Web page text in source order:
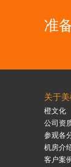
准
关于
橙文化
公司资
参观各
机房介
客户案